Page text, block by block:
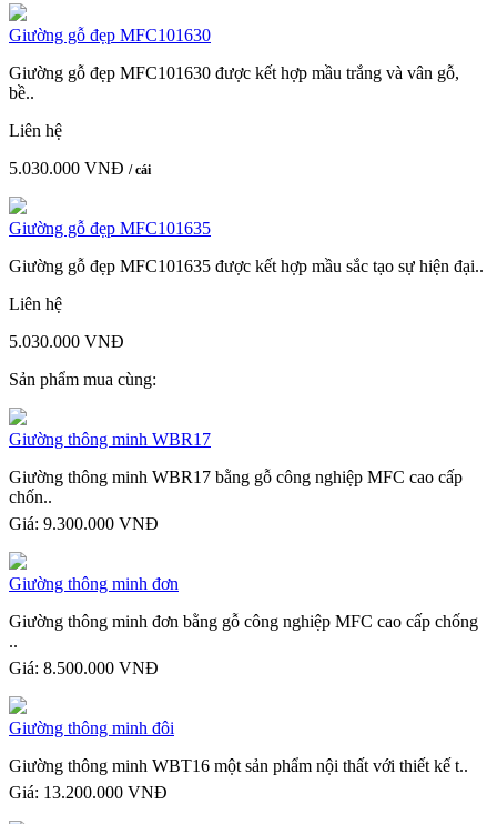
Giường gỗ đẹp MFC101630
Giường gỗ đẹp MFC101630 được kết hợp mầu trắng và vân gỗ,
bề..
Liên hệ
5.030.000 VNĐ / cái
Giường gỗ đẹp MFC101635
Giường gỗ đẹp MFC101635 được kết hợp mầu sắc tạo sự hiện đại..
Liên hệ
5.030.000 VNĐ
Sản phẩm mua cùng:
Giường thông minh WBR17
Giường thông minh WBR17 bằng gỗ công nghiệp MFC cao cấp
chốn..
Giá: 9.300.000 VNĐ
Giường thông minh đơn
Giường thông minh đơn bằng gỗ công nghiệp MFC cao cấp chống
..
Giá: 8.500.000 VNĐ
Giường thông minh đôi
Giường thông minh WBT16 một sản phẩm nội thất với thiết kế t..
Giá: 13.200.000 VNĐ